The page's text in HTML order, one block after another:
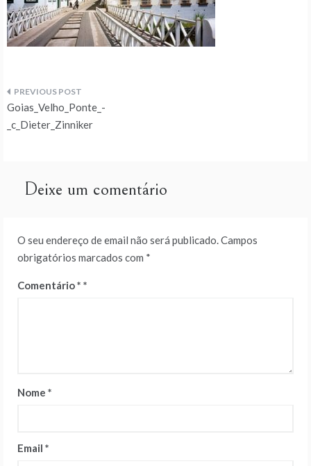
Navegação
de
Goias_Velho_Ponte_-
_c_Dieter_Zinniker
Deixe um comentário
O seu endereço de email não será publicado.Campos
obrigatórios marcados com *
Comentário*
Nome *
Email *